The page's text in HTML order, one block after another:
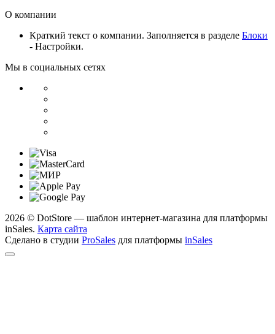
О компании
Краткий текст о компании. Заполняется в разделе Блоки
- Настройки.
Мы в социальных сетях
2026 © DotStore — шаблон интернет-магазина для платформы
inSales. Карта сайта
Сделано в студии ProSales для платформы inSales